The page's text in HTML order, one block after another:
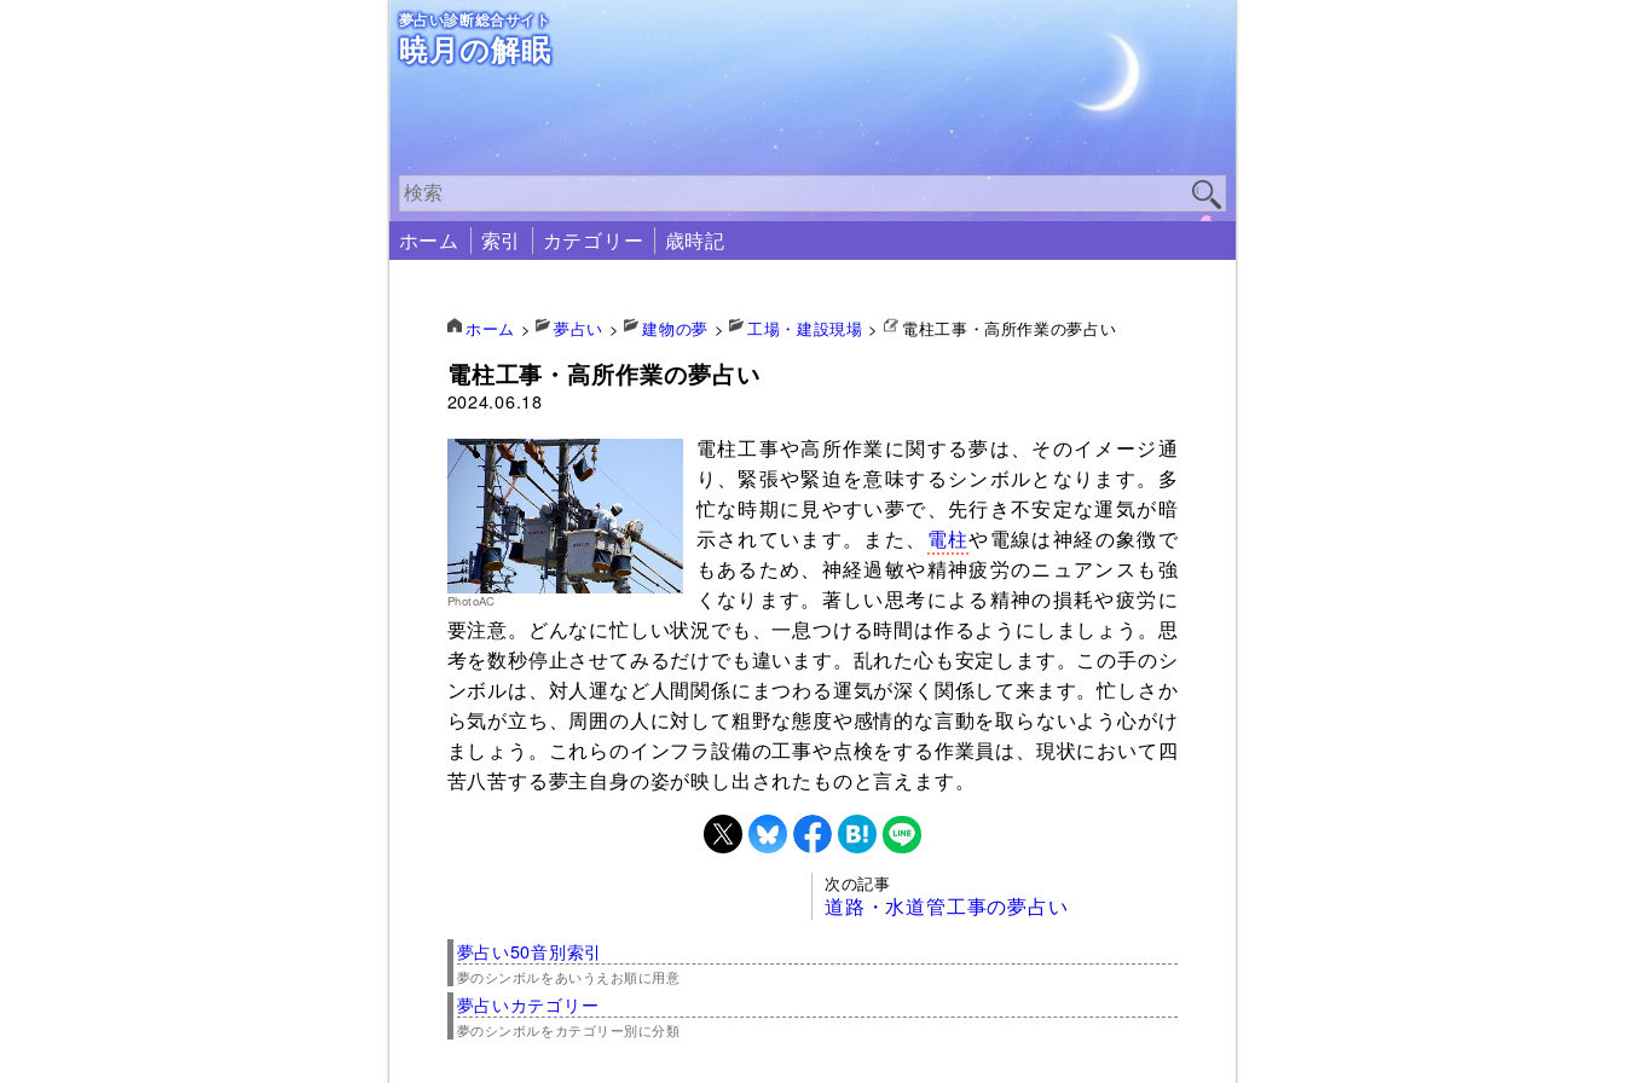
夢占い診断総合サイト
暁月の解眠
ホーム 索引 カテゴリー 歳時記
ホーム > 夢占い > 建物の夢 > 工場・建設現場 > 電柱工事・高所作業の夢占い
電柱工事・高所作業の夢占い
2024.06.18
PhotoAC
電柱工事や高所作業に関する夢は、そのイメージ通
り、緊張や緊迫を意味するシンボルとなります。多
忙な時期に見やすい夢で、先行き不安定な運気が暗
示されています。また、 電柱や電線は神経の象徴で
もあるため、神経過敏や精神疲労のニュアンスも強
くなります。著しい思考による精神の損耗や疲労に
要注意。どんなに忙しい状況でも、一息つける時間は作るようにしましょう。思
考を数秒停止させてみるだけでも違います。乱れた心も安定します。この手のシ
ンボルは、対人運など人間関係にまつわる運気が深く関係して来ます。忙しさか
ら気が立ち、周囲の人に対して粗野な態度や感情的な言動を取らないよう心がけ
ましょう。これらのインフラ設備の工事や点検をする作業員は、現状において四
苦八苦する夢主自身の姿が映し出されたものと言えます。
次の記事
道路・水道管工事の夢占い
夢占い50音別索引
夢のシンボルをあいうえお順に用意
夢占いカテゴリー
夢のシンボルをカテゴリー別に分類